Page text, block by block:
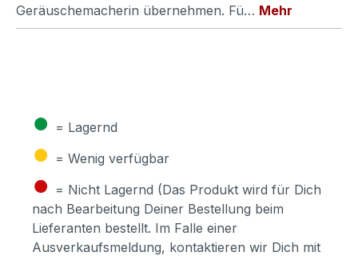
Geräuschemacherin übernehmen. Fü… Mehr
● = Lagernd
● = Wenig verfügbar
● = Nicht Lagernd (Das Produkt wird für Dich
nach Bearbeitung Deiner Bestellung beim
Lieferanten bestellt. Im Falle einer
Ausverkaufsmeldung, kontaktieren wir Dich mit